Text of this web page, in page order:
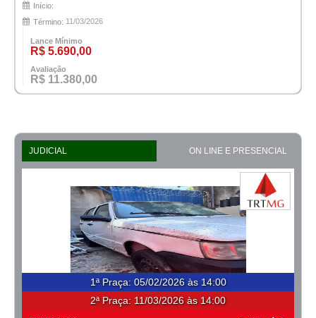
Início:
Término: 11/03/2026
Lance Mínimo
R$ 5.690,00
Avaliação
R$ 11.380,00
JUDICIAL ON LINE E PRESENCIAL
1ª Praça: 05/02/2026 às 14:00
2ª Praça: 11/03/2026 às 14:00